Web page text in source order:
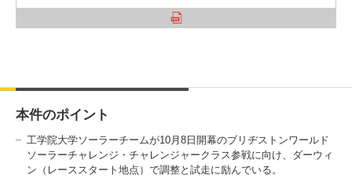
4. 航空理工学専攻特設サイト
本件のポイント
工学院大学ソーラーチームが10月8日開幕のブリヂストンワールド
ソーラーチャレンジ・チャレンジャークラス参戦に向け、ダーウィ
ン（レーススタート地点）で調整と試走に励んでいる。